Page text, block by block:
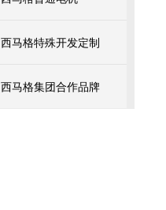
西马格特殊开发定制
西马格集团合作品牌